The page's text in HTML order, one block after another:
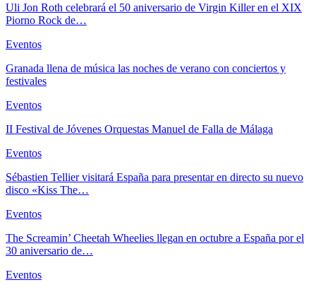
Uli Jon Roth celebrará el 50 aniversario de Virgin Killer en el XIX
Piorno Rock de…
Eventos
Granada llena de música las noches de verano con conciertos y
festivales
Eventos
II Festival de Jóvenes Orquestas Manuel de Falla de Málaga
Eventos
Sébastien Tellier visitará España para presentar en directo su nuevo
disco «Kiss The…
Eventos
The Screamin’ Cheetah Wheelies llegan en octubre a España por el
30 aniversario de…
Eventos